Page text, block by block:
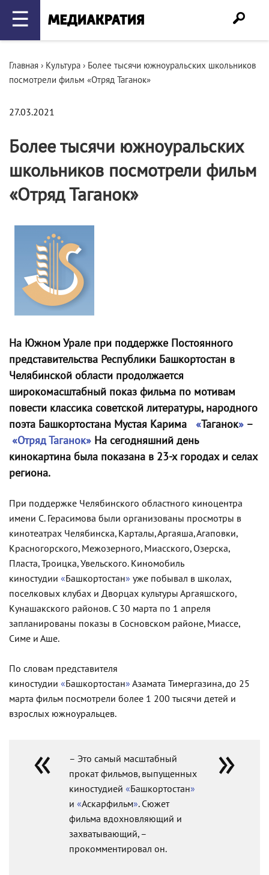
☰
Главная › Культура › Более тысячи южноуральских школьников
посмотрели фильм «Отряд Таганок»
27.03.2021
Более тысячи южноуральских
школьников посмотрели фильм
«Отряд Таганок»
На Южном Урале при поддержке Постоянного
представительства Республики Башкортостан в
Челябинской области продолжается
широкомасштабный показ фильма по мотивам
повести классика советской литературы, народного
поэта Башкортостана Мустая Карима «Таганок» –
«Отряд Таганок» На сегодняшний день
кинокартина была показана в 23-х городах и селах
региона.
При поддержке Челябинского областного киноцентра
имени С. Герасимова были организованы просмотры в
кинотеатрах Челябинска, Карталы, Аргаяша, Агаповки,
Красногорского, Межозерного, Миасского, Озерска,
Пласта, Троицка, Увельского. Киномобиль
киностудии «Башкортостан» уже побывал в школах,
поселковых клубах и Дворцах культуры Аргаяшского,
Кунашакского районов. С 30 марта по 1 апреля
запланированы показы в Сосновском районе, Миассе,
Симе и Аше.
По словам представителя
киностудии «Башкортостан» Азамата Тимергазина, до 25
марта фильм посмотрели более 1 200 тысячи детей и
взрослых южноуральцев.
– Это самый масштабный
прокат фильмов, выпущенных
киностудией «Башкортостан»
и «Аскарфильм». Сюжет
фильма вдохновляющий и
захватывающий, –
прокомментировал он.